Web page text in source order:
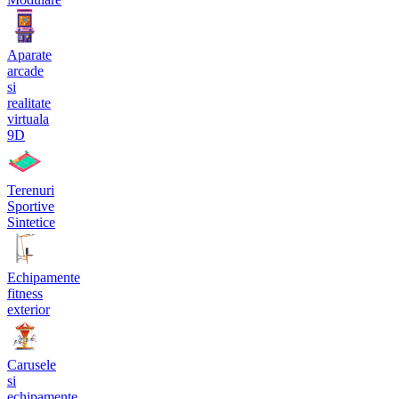
Aparate
arcade
si
realitate
virtuala
9D
Terenuri
Sportive
Sintetice
Echipamente
fitness
exterior
Carusele
si